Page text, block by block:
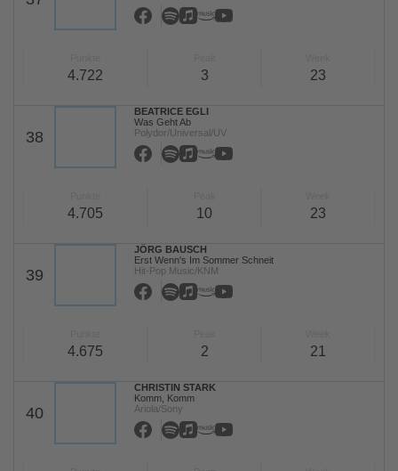
4.722 3 23
38
BEATRICE EGLI
Was Geht Ab
Polydor/Universal/UV
4.705 10 23
39
JÖRG BAUSCH
Erst Wenn's Im Sommer Schneit
Hit-Pop Music/KNM
4.675 2 21
40
CHRISTIN STARK
Komm, Komm
Ariola/Sony